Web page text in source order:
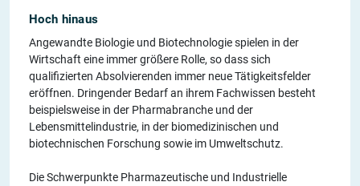
Hoch hinaus
Angewandte Biologie und Biotechnologie spielen in der
Wirtschaft eine immer größere Rolle, so dass sich
qualifizierten Absolvierenden immer neue Tätigkeitsfelder
eröffnen. Dringender Bedarf an ihrem Fachwissen besteht
beispielsweise in der Pharmabranche und der
Lebensmittelindustrie, in der biomedizinischen und
biotechnischen Forschung sowie im Umweltschutz.
Die Schwerpunkte Pharmazeutische und Industrielle